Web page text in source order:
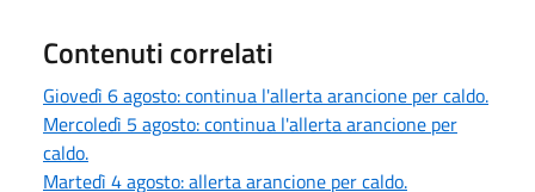
Contenuti correlati
Giovedì 6 agosto: continua l'allerta arancione per caldo.
Mercoledì 5 agosto: continua l'allerta arancione per
caldo.
Martedì 4 agosto: allerta arancione per caldo.